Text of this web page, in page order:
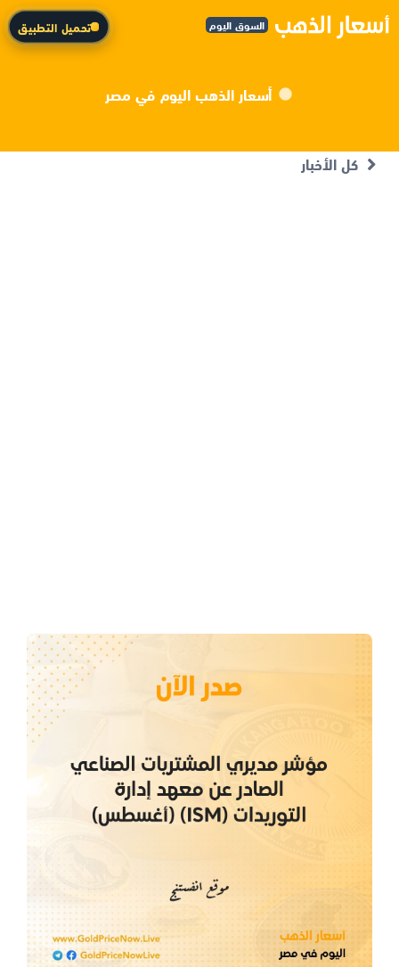
السوق اليوم تحميل التطبيق
أسعار الذهب اليوم في مصر
كل الأخبار